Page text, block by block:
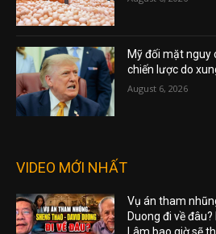
Mỹ đối mặt nguy
chiến lược do
August 6, 2026
VIDEO MỚI NHẤT
Vụ án tham
Duong đi về
Lâm bao giờ sẽ